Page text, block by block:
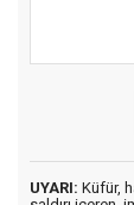
UYARI: Küfür,